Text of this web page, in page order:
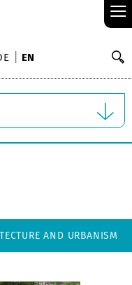
≡
EN
AND URBANISM